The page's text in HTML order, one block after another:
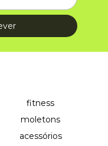
fitness
moletons
acessórios